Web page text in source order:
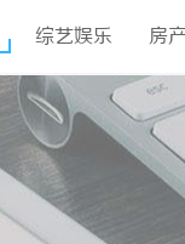
综艺娱乐 房